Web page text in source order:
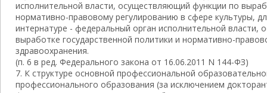
исполнительной власти, осуществляющий функции по
нормативно-правовому регулированию в сфере культуры,
интернатуре - федеральный орган исполнительной
выработке государственной политики и нормативно-
здравоохранения.
(п. 6 в ред. Федерального закона от 16.06.2011 N 144-ФЗ)
7. К структуре основной профессиональной
профессионального образования (за исключением